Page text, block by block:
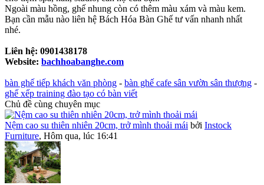
Ngoài màu hồng, ghế nhung còn có thêm màu xám và màu kem.
Bạn cần mẫu nào liên hệ Bách Hóa Bàn Ghế tư vấn nhanh nhất
nhé.
Liên hệ: 0901438178
Website: bachhoabanghe.com
bàn ghế tiếp khách văn phòng - bàn ghế cafe sân vườn sân thượng -
ghế xếp training đào tạo có bàn viết
Chủ đề cùng chuyên mục
Nệm cao su thiên nhiên 20cm, trở mình thoải mái bởi Instock
Furniture, Hôm qua, lúc 16:41